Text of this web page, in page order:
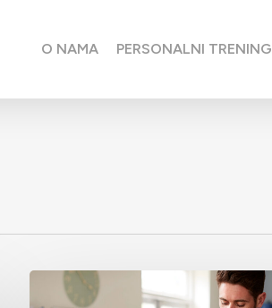
O NAMA PERSONALNI TRENING